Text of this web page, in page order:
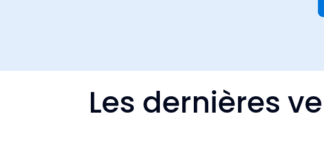
Les dernières